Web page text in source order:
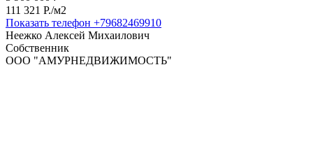
111 321 P./м2
Показать телефон +79682469910
Неежко Алексей Михаилович
Собственник
ООО "АМУРНЕДВИЖИМОСТЬ"